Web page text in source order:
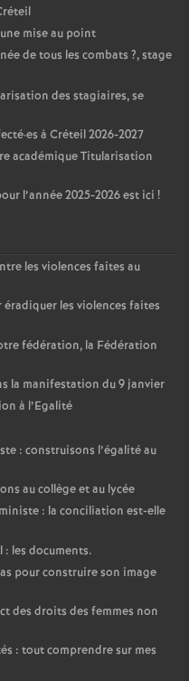
mise au point
de tous les combats ?, stage
des stagiaires, se
·es à Créteil 2026-2027
académique Titularisation
l’année 2025-2026 est ici !
les violences faites au
les violences faites
fédération, la Fédération
la manifestation du 9 janvier
à l’Egalité
: construisons l’égalité au
au collège et au lycée
: la conciliation est-elle
: les documents.
pour construire son image
des droits des femmes non
: tout comprendre sur mes